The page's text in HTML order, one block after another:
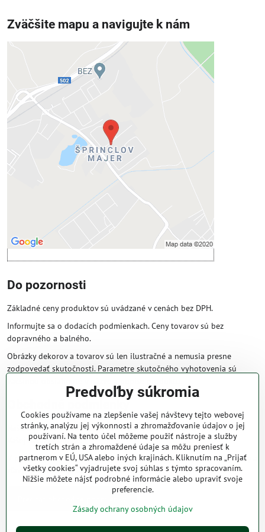
Zväčšite mapu a navigujte k nám
Externý obsah je blokovaný
Prajete si načítať externý obsah?
Povoliť tentokrát
Povoliť a zapamätať - súhlas s druhom
cookie: Funkčné
Otvoriť obsah v novom okne
Do pozornosti
Základné ceny produktov sú uvádzané v cenách bez DPH.
Informujte sa o dodacích podmienkach. Ceny tovarov sú bez
dopravného a balného.
Obrázky dekorov a tovarov sú len ilustračné a nemusia presne
zodpovedať skutočnosti. Parametre skutočného vyhotovenia sú
Obchodné podmienky
Naše obchodné podmienky zaručujú bezproblémové spracovanie
Vašej zakázky online.
V prípade, že máte s nami už dojednané obchodné podmienky, ceny a
zľavy z minulosti, platia tie, ktoré sú pre Vás výhodnejšie.
Predvoľby súkromia
Cookies používame na zlepšenie vašej návštevy tejto webovej
stránky, analýzu jej výkonnosti a zhromažďovanie údajov o jej
používaní. Na tento účel môžeme použiť nástroje a služby
tretích strán a zhromaždené údaje sa môžu preniesť k
partnerom v EÚ, USA alebo iných krajinách. Kliknutím na „Prijať
všetky cookies“ vyjadrujete svoj súhlas s týmto spracovaním.
Nižšie môžete nájsť podrobné informácie alebo upraviť svoje
preferencie.
Zásady ochrany osobných údajov